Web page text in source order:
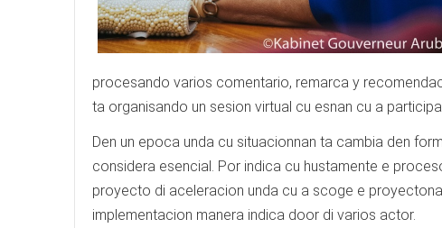
procesando varios comentario, remarca y
ta organisando un sesion virtual cu esnan cu a
Den un epoca unda cu situacionnan ta cambia den
considera esencial. Por indica cu hustamente e
proyecto di aceleracion unda cu a scoge e
implementacion manera indica door di varios actor.